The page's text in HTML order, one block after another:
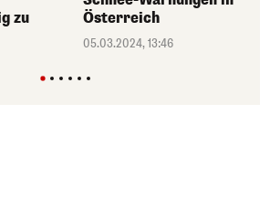
zu
Österreich
05.03.2024, 13:46